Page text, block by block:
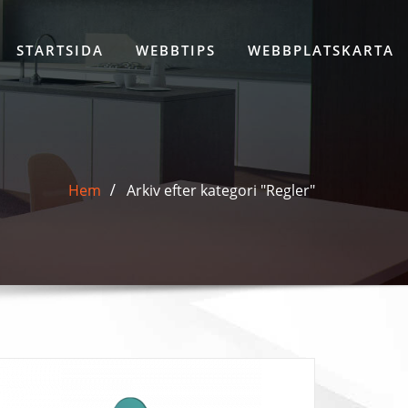
STARTSIDA WEBBTIPS WEBBPLATSKARTA
Hem Arkiv efter kategori "Regler"